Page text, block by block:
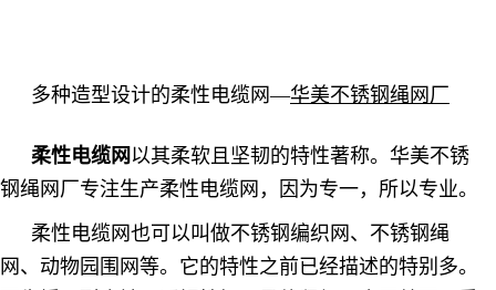
多种造型设计的柔性电缆网—华美不锈钢绳网厂
柔性电缆网 以其柔软且坚韧的特性著称。华美不锈
钢绳网厂专注生产柔性电缆网，因为专一，所以专业。
柔性电缆网也可以叫做不锈钢编织网、不锈钢绳
网、动物园围网等。它的特性之前已经描述的特别多。